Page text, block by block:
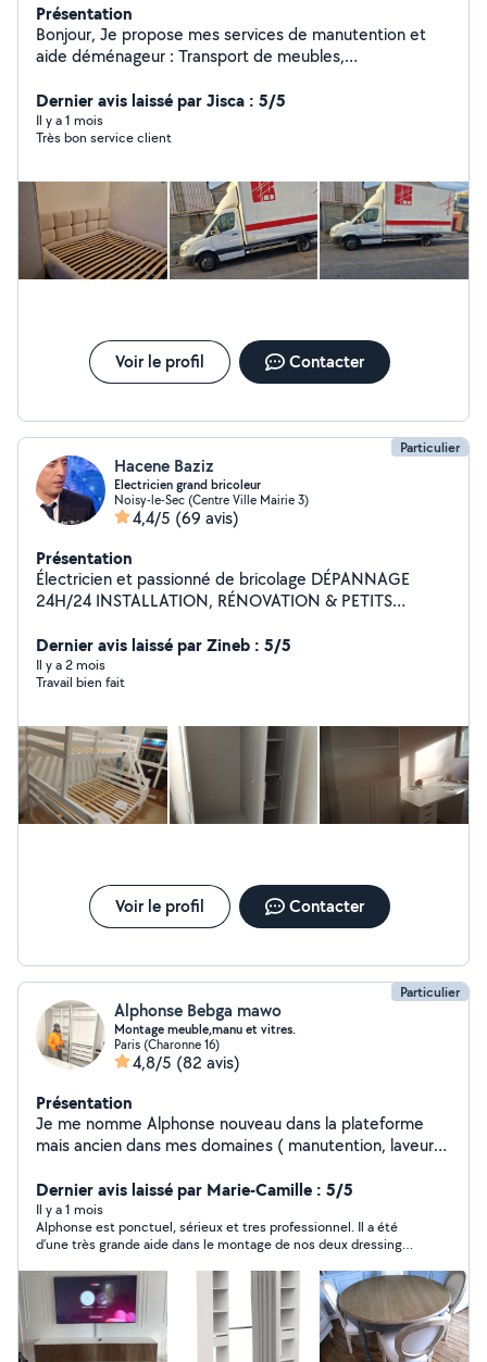
Présentation
Bonjour, Je propose mes services de manutention et
aide déménageur : Transport de meubles,
Livraison 6.33.68.90.30 livraison
Dernier avis laissé par Jisca : 5/5
Il y a 1 mois
Très bon service client
Voir le profil Contacter
Particulier
Hacene Baziz
Electricien grand bricoleur
Noisy-le-Sec (Centre Ville Mairie 3)
4,4/5 (69 avis)
Présentation
Électricien et passionné de bricolage DÉPANNAGE
24H/24 INSTALLATION, RÉNOVATION & PETITS
dans l'électricité bâtiment, tertiaire et industriel.
Disponible immédiatement 7j/7 Dépannage d'urgence
24h/24 ________________________________________ Prestations
disjoncteurs HS) Petites réparations électriques (prises,
interrupteurs, luminaires, sonnettes, etc.) Installation et
rénovation de tableaux électriques Tirage de câbles,
pose de points lumineux et d'appareillages Lecture et
réalisation de plans/schémas électrique Installation de
Montage des luminaire sport lustre hublot ex...
________________________________________ Besoin d'un électricien
fiable pour une panne, une réparation ou une installation
m'appeler.
Dernier avis laissé par Zineb : 5/5
Il y a 2 mois
Travail bien fait
Voir le profil Contacter
Particulier
Alphonse Bebga mawo
Montage meuble,manu et vitres.
Paris (Charonne 16)
4,8/5 (82 avis)
Présentation
Je me nomme Alphonse nouveau dans la plateforme
mais ancien dans mes domaines ( manutention, laveur
Homme fiable, respectueux ,sourire, dynamique et
Dernier avis laissé par Marie-Camille : 5/5
Il y a 1 mois
Alphonse est ponctuel, sérieux et tres professionnel. Il a été
d’une très grande aide dans le montage de nos deux dressings